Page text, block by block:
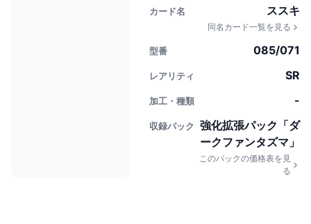
カード名 ススキ
同名カード一覧を見る
型番 085/071
レアリティ SR
加工・種類 -
収録パック
強化拡張パック「ダ
ークファンタズマ」
このパックの価格表を見
る